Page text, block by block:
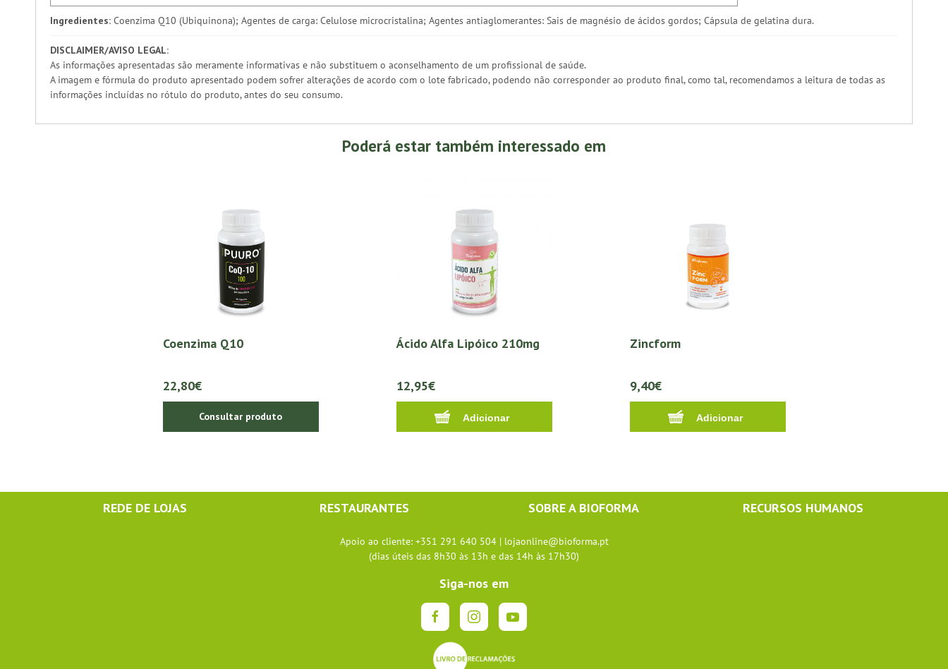
Ingredientes: Coenzima Q10 (Ubiquinona); Agentes de carga: Celulose microcristalina; Agentes antiaglomerantes: Sais de magnésio de ácidos gordos; Cápsula de gelatina dura.
DISCLAIMER/AVISO LEGAL:
As informações apresentadas são meramente informativas e não substituem o aconselhamento de um profissional de saúde.
A imagem e fórmula do produto apresentado podem sofrer alterações de acordo com o lote fabricado, podendo não corresponder ao produto final, como tal, recomendamos a leitura de todas as
informações incluídas no rótulo do produto, antes do seu consumo.
Poderá estar também interessado em
Coenzima Q10
22,80€
Consultar produto
Ácido Alfa Lipóico 210mg
12,95€
Zincform
9,40€
REDE DE LOJAS RESTAURANTES SOBRE A BIOFORMA RECURSOS HUMANOS
Apoio ao cliente: +351 291 640 504 | lojaonline@bioforma.pt
(dias úteis das 8h30 às 13h e das 14h às 17h30)
Siga-nos em